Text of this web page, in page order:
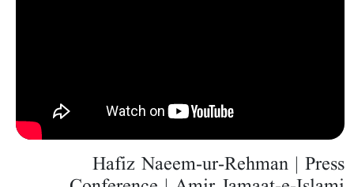
Hafiz Naeem-ur-Rehman | Press